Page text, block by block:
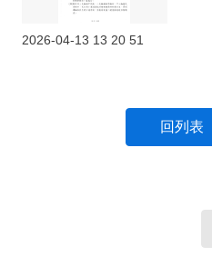
2026-04-13 13 20 51
回列表